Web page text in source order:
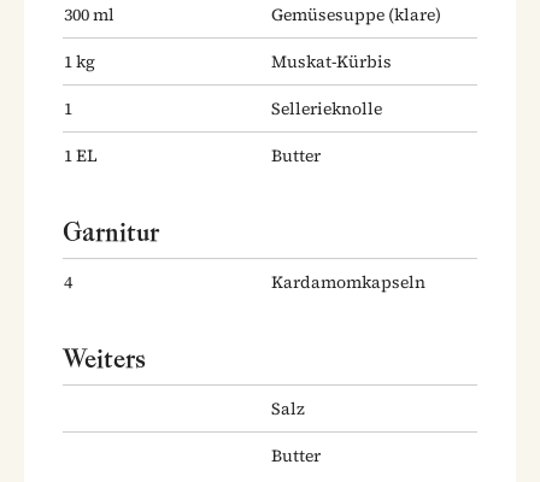
300ml Gemüsesuppe (klare)
1kg
Muskat-Kürbis
1
Sellerieknolle
1EL Butter
Garnitur
4 Kardamomkapseln
Weiters
Salz
Butter